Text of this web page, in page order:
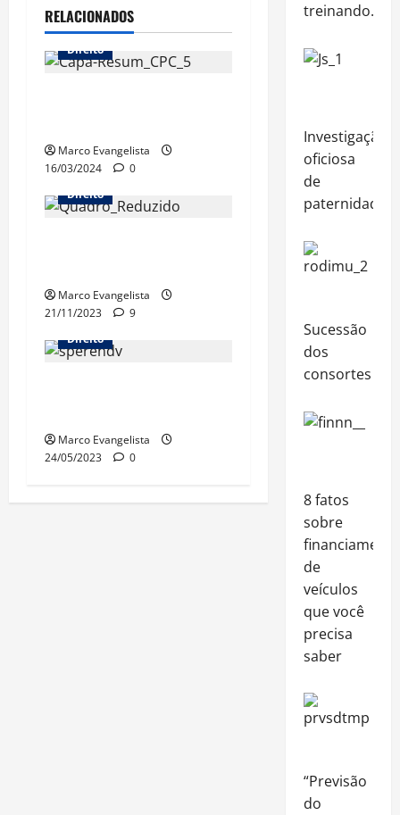
RELACIONADOS
Direito
Marco Evangelista
16/03/2024
0
Direito
Marco Evangelista
21/11/2023
9
Direito
Marco Evangelista
24/05/2023
0
treinando…
Investigação
oficiosa
de
paternidade
Sucessão
dos
consortes
8 fatos
sobre
financiamento
de
veículos
que você
precisa
saber
“Previsão
do